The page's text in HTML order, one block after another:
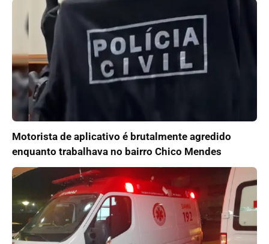
Motorista de aplicativo é brutalmente agredido
enquanto trabalhava no bairro Chico Mendes